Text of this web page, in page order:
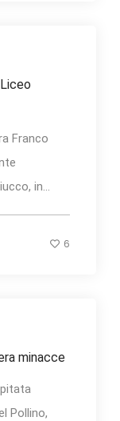
Franco
in...
6
minacce
Pollino,